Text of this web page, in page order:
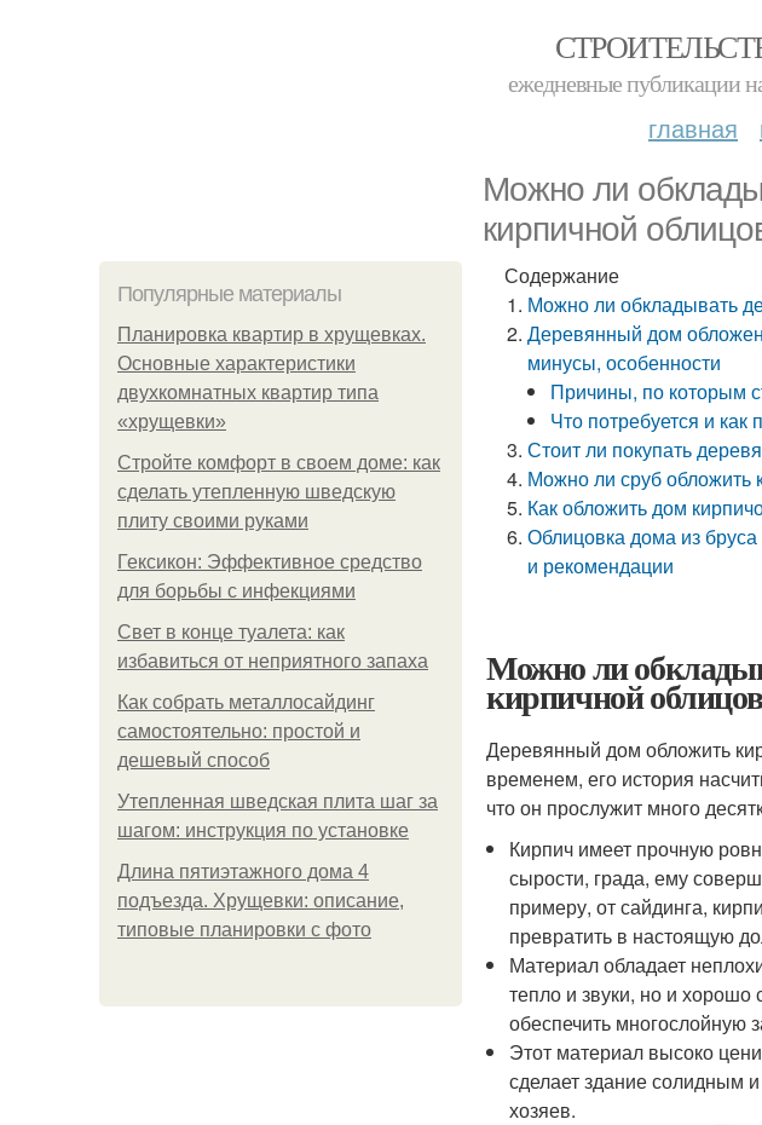
ежедневные публикации
главная
Можно ли
кирпичной
Популярные материалы
Планировка квартир в хрущевках.
Основные характеристики
двухкомнатных квартир типа
«хрущевки»
Стройте комфорт в своем доме: как
сделать утепленную шведскую
плиту своими руками
Гексикон: Эффективное средство
для борьбы с инфекциями
Свет в конце туалета: как
избавиться от неприятного запаха
Как собрать металлосайдинг
самостоятельно: простой и
дешевый способ
Утепленная шведская плита шаг за
шагом: инструкция по установке
Длина пятиэтажного дома 4
подъезда. Хрущевки: описание,
типовые планировки с фото
Содержание
Можно ли обкладывать
Деревянный дом
минусы, особенности
Причины, по которым
Что потребуется и как
Стоит ли покупать
Можно ли сруб обложить
Как обложить дом
Облицовка дома из
и рекомендации
Можно ли
кирпичной
Деревянный дом обложить
временем, его история
что он прослужит много
Кирпич имеет прочную
сырости, града, ему
примеру, от сайдинга,
превратить в настоящую
Материал обладает
тепло и звуки, но и
обеспечить многослойную
Этот материал высоко
сделает здание солидным
хозяев.